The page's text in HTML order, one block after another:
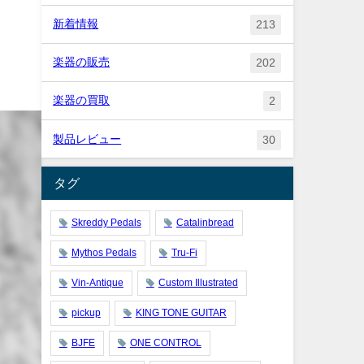
新着情報 213
楽器の販売 202
楽器の買取 2
製品レビュー 30
タグ
Skreddy Pedals Catalinbread
Mythos Pedals Tru-Fi
Vin-Antique Custom Illustrated
pickup KING TONE GUITAR
BJFE ONE CONTROL